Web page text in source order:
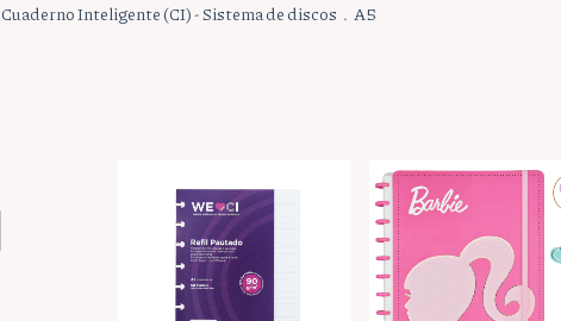
Cuaderno Inteligente (CI) - Sistema de discos . A5